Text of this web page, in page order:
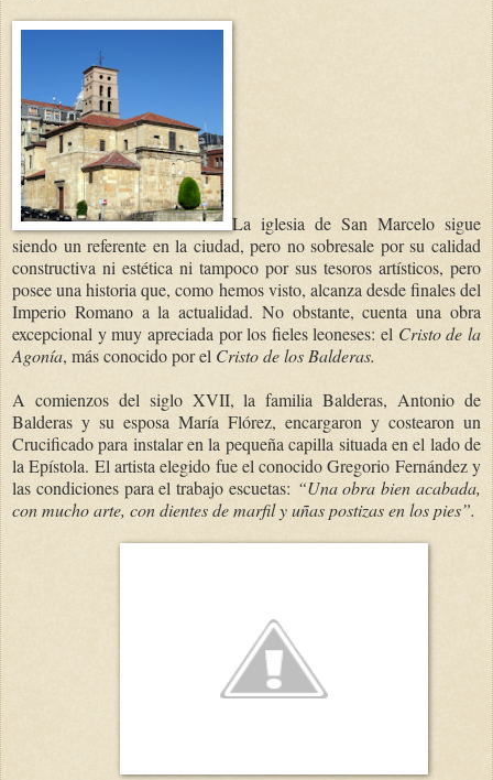
La iglesia de San Marcelo sigue
siendo un referente en la ciudad, pero no sobresale por su calidad
constructiva ni estética ni tampoco por sus tesoros artísticos, pero
posee una historia que, como hemos visto, alcanza desde finales del
Imperio Romano a la actualidad. No obstante, cuenta una obra
excepcional y muy apreciada por los fieles leoneses: el Cristo de la
Agonía, más conocido por el Cristo de los Balderas.
A comienzos del siglo XVII, la familia Balderas, Antonio de
Balderas y su esposa María Flórez, encargaron y costearon un
Crucificado para instalar en la pequeña capilla situada en el lado de
la Epístola. El artista elegido fue el conocido Gregorio Fernández y
las condiciones para el trabajo escuetas: “Una obra bien acabada,
con mucho arte, con dientes de marfil y uñas postizas en los pies”.